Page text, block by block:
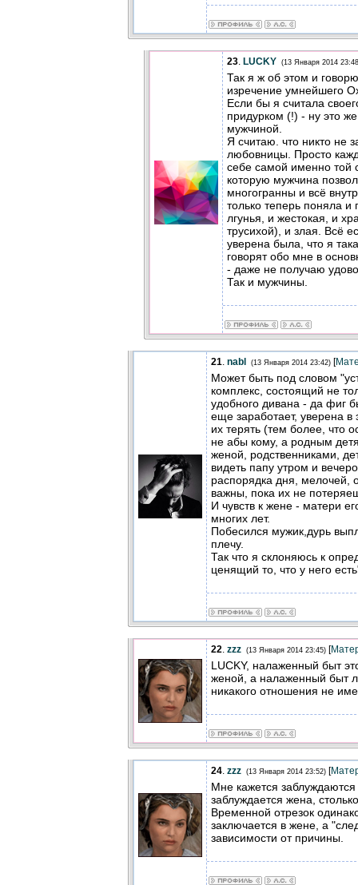
23. LUCKY (13 Января 2014
Так я ж об этом и
изречение умнейшего
Если бы я считала
придурком (!) - ну это
мужчиной.
Я считаю. что никто не
любовницы. Просто
себе самой именно той
которую мужчина
многогранны и всё
только теперь поняла
лгунья, и жестокая, и
трусихой), и злая. Всё
уверена была, что я
говорят обо мне в
- даже не получаю
Так и мужчины.
21. nabl (13 Января 2014 23:42) [
Может быть под словом
комплекс, состоящий не
удобного дивана - да фиг
еще заработает, уверена
их терять (тем более, что
не абы кому, а родным
женой, родственниками,
видеть папу утром и
распорядка дня, мелочей,
важны, пока их не
И чувств к жене - матери
многих лет.
Побесился мужик,дурь
плечу.
Так что я склоняюсь к
ценящий то, что у него
22. zzz (13 Января 2014 23:45) [
LUCKY, налаженный быт
женой, а налаженный быт
никакого отношения не
24. zzz (13 Января 2014 23:52) [
Мне кажется
заблуждается жена,
Временной отрезок
заключается в жене, а
зависимости от причины.